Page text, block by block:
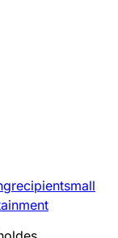
recipientsmall